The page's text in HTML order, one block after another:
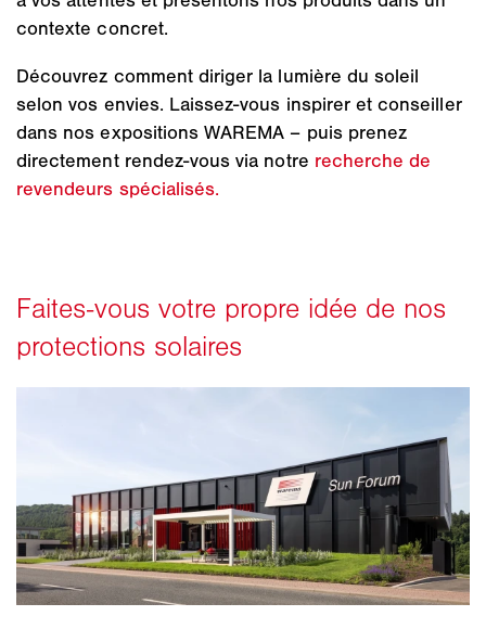
contexte concret.
Découvrez comment diriger la lumière du soleil
selon vos envies. Laissez-vous inspirer et conseiller
dans nos expositions WAREMA – puis prenez
directement rendez-vous via notre recherche de
revendeurs spécialisés.